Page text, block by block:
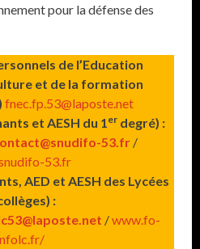
pour la défense des
de l’Education
et de la formation
fnec.fp.53@laposte.net
et AESH du 1 er degré) :
53.fr/
53.fr
AED et AESH des Lycées
:
/www.fo-